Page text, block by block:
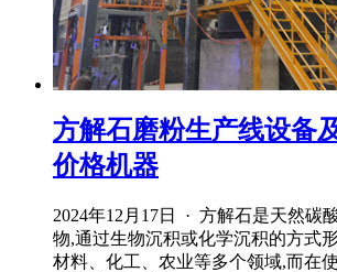
方解石磨粉生产线设备
价格机器
2024年12月17日 · 方解石是天然碳
物,通过生物沉积或化学沉积的方式
材料、化工、农业等多个领域,而在